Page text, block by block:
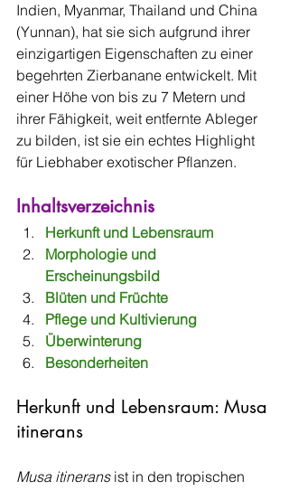
Indien, Myanmar, Thailand und China
(Yunnan), hat sie sich aufgrund ihrer
einzigartigen Eigenschaften zu einer
begehrten Zierbanane entwickelt. Mit
einer Höhe von bis zu 7 Metern und
ihrer Fähigkeit, weit entfernte Ableger
zu bilden, ist sie ein echtes Highlight
für Liebhaber exotischer Pflanzen.
Inhaltsverzeichnis
Herkunft und Lebensraum
Morphologie und
Erscheinungsbild
Blüten und Früchte
Pflege und Kultivierung
Überwinterung
Besonderheiten
Herkunft und Lebensraum: Musa
itinerans
Musa itinerans ist in den tropischen